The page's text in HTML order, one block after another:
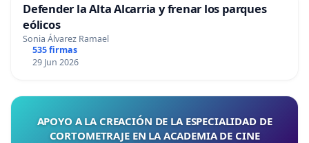
Defender la Alta Alcarria y frenar los parques
eólicos
Sonia Álvarez Ramael
535 firmas
29 Jun 2026
APOYO A LA CREACIÓN DE LA ESPECIALIDAD DE
CORTOMETRAJE EN LA ACADEMIA DE CINE